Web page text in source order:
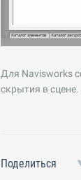
Для Navisworks
скрытия в сцене.
Поделиться